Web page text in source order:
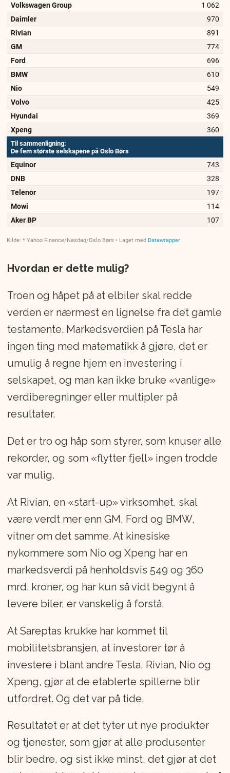
Hvordan er dette mulig?
Troen og håpet på at elbiler skal redde
verden er nærmest en lignelse fra det gamle
testamente. Markedsverdien på Tesla har
ingen ting med matematikk å gjøre, det er
umulig å regne hjem en investering i
selskapet, og man kan ikke bruke «vanlige»
verdiberegninger eller multipler på
resultater.
Det er tro og håp som styrer, som knuser alle
rekorder, og som «flytter fjell» ingen trodde
var mulig.
At Rivian, en «start-up» virksomhet, skal
være verdt mer enn GM, Ford og BMW,
vitner om det samme. At kinesiske
nykommere som Nio og Xpeng har en
markedsverdi på henholdsvis 549 og 360
mrd. kroner, og har kun så vidt begynt å
levere biler, er vanskelig å forstå.
At Sareptas krukke har kommet til
mobilitetsbransjen, at investorer tør å
investere i blant andre Tesla, Rivian, Nio og
Xpeng, gjør at de etablerte spillerne blir
utfordret. Og det var på tide.
Resultatet er at det tyter ut nye produkter
og tjenester, som gjør at alle produsenter
blir bedre, og sist ikke minst, det gjør at det